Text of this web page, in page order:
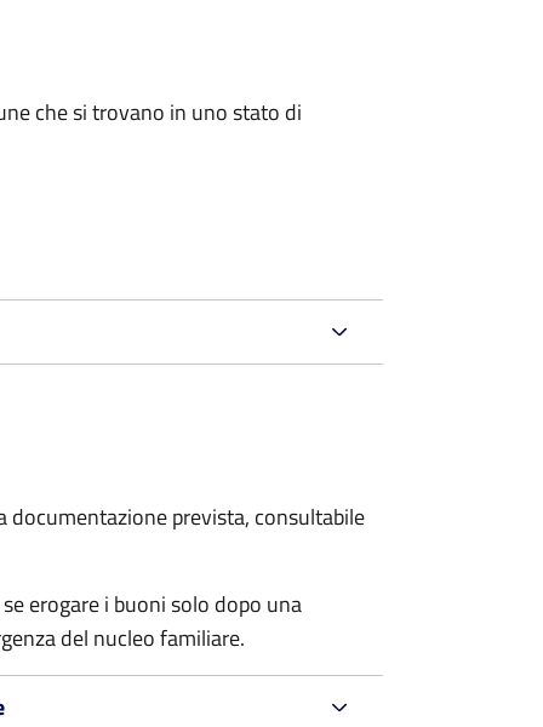
che si trovano in uno stato di
prevista, consultabile
erogare i buoni solo dopo una
del nucleo familiare.